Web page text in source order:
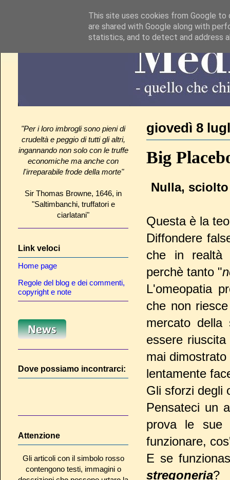
giovedì 8
Big
Nulla,
Questa è la
Diffondere
che in realtà
perchè tanto "
L'omeopatia
che non
mercato
essere
mai
lentamente
Gli sforzi degli
Pensateci un
prova le sue
funzionare,
E se
stregoneria?
"Per i loro imbrogli sono pieni di
crudeltà e peggio di tutti gli altri,
ingannando non solo con le truffe
economiche ma anche con
l'irreparabile frode della morte"
Sir Thomas Browne, 1646, in
"Saltimbanchi, truffatori e
ciarlatani"
Link veloci
Home page
Regole del blog e dei commenti,
copyright e note
Dove possiamo incontrarci:
Attenzione
Gli articoli con il simbolo rosso
contengono testi, immagini o
This site uses cookies from Google to
are shared with Google along with
statistics, and to detect and address